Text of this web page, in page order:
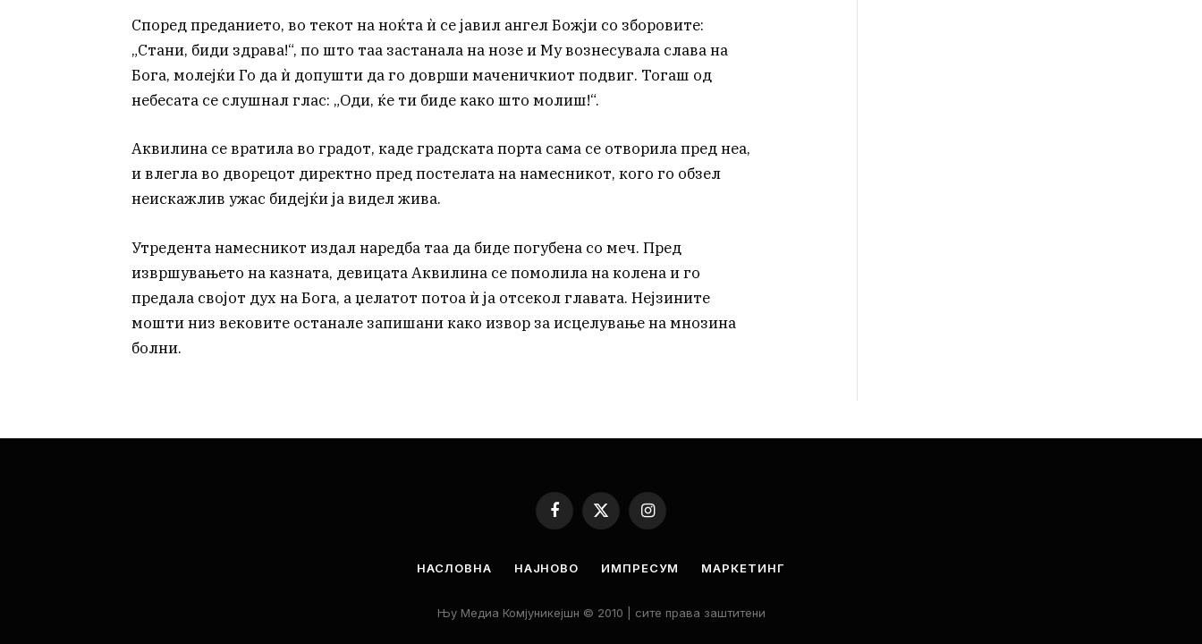
Според преданието, во текот на ноќта ѝ се јавил ангел Божји со зборовите:
„Стани, биди здрава!“, по што таа застанала на нозе и Му вознесувала слава на
Бога, молејќи Го да ѝ допушти да го доврши маченичкиот подвиг. Тогаш од
небесата се слушнал глас: „Оди, ќе ти биде како што молиш!“.
Аквилина се вратила во градот, каде градската порта сама се отворила пред неа,
и влегла во дворецот директно пред постелата на намесникот, кого го обзел
неискажлив ужас бидејќи ја видел жива.
Утредента намесникот издал наредба таа да биде погубена со меч. Пред
извршувањето на казната, девицата Аквилина се помолила на колена и го
предала својот дух на Бога, а џелатот потоа ѝ ја отсекол главата. Нејзините
мошти низ вековите останале запишани како извор за исцелување на мнозина
болни.
Facebook
X
(Twitter)
Instagram
НАСЛОВНА НАЈНОВО ИМПРЕСУМ МАРКЕТИНГ
Њу Медиа Комјуникејшн © 2010 | сите права заштитени